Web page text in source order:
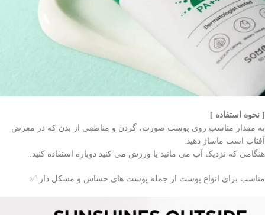
[ نحوه استفاده ]
به مقدار مناسب روی پوست صورت، گردن و مناطقی از بدن که در معرض
آفتاب است ماساژ دهید.
هنگامی که نزدیک آب می مانید یا ورزش می کنید دوباره استفاده کنید.
مناسب برای انواع پوست از جمله پوست های حساس و مشکل دار ✅